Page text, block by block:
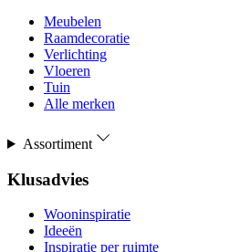
Meubelen
Raamdecoratie
Verlichting
Vloeren
Tuin
Alle merken
Assortiment
Klusadvies
Wooninspiratie
Ideeën
Inspiratie per ruimte